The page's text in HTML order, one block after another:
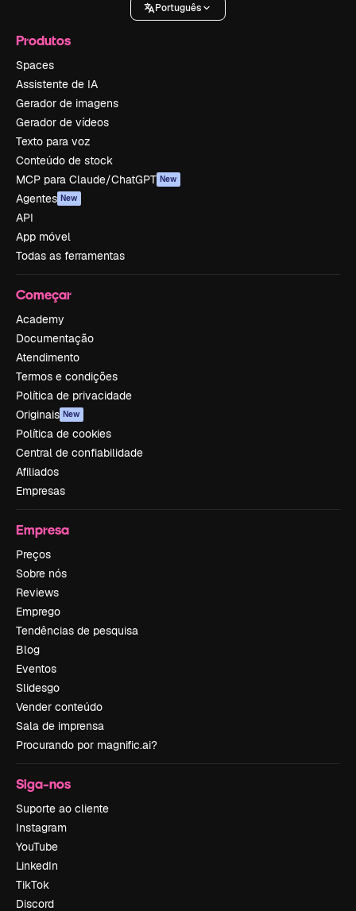
Português
Produtos
Spaces
Assistente de IA
Gerador de imagens
Gerador de vídeos
Texto para voz
Conteúdo de stock
MCP para Claude/ChatGPT New
Agentes New
API
App móvel
Todas as ferramentas
Começar
Academy
Documentação
Atendimento
Termos e condições
Política de privacidade
Originais New
Política de cookies
Central de confiabilidade
Afiliados
Empresas
Empresa
Preços
Sobre nós
Reviews
Emprego
Tendências de pesquisa
Blog
Eventos
Slidesgo
Vender conteúdo
Sala de imprensa
Procurando por magnific.ai?
Siga-nos
Suporte ao cliente
Instagram
YouTube
LinkedIn
TikTok
Discord